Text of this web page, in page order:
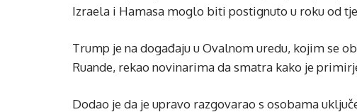
Izraela i Hamasa moglo biti postignuto u roku od
Trump je na događaju u Ovalnom uredu, kojim se
Ruande, rekao novinarima da smatra kako je
Dodao je da je upravo razgovarao s osobama